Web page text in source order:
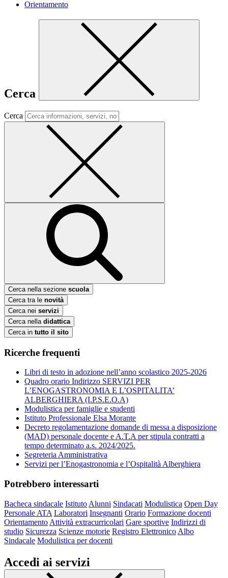
Orientamento
Cerca
Cerca
Cerca nella sezione scuola
Cerca tra le novità
Cerca nei servizi
Cerca nella didattica
Cerca in tutto il sito
Ricerche frequenti
Libri di testo in adozione nell’anno scolastico 2025-2026
Quadro orario Indirizzo SERVIZI PER
L’ENOGASTRONOMIA E L’OSPITALITA’
ALBERGHIERA (I.P.S.E.O.A)
Modulistica per famiglie e studenti
Istituto Professionale Elsa Morante
Decreto regolamentazione domande di messa a disposizione
(MAD) personale docente e A.T.A per stipula contratti a
tempo determinato a.s. 2024/2025.
Segreteria Amministrativa
Servizi per l’Enogastronomia e l’Ospitalità Alberghiera
Potrebbero interessarti
Bacheca sindacale Istituto Alunni Sindacati Modulistica Open Day
Personale ATA Laboratori Insegnanti Orario Formazione docenti
Orientamento Attività extracurricolari Gare sportive Indirizzi di
studio Sicurezza Scienze motorie Registro Elettronico Albo
Sindacale Modulistica per docenti
Accedi ai servizi